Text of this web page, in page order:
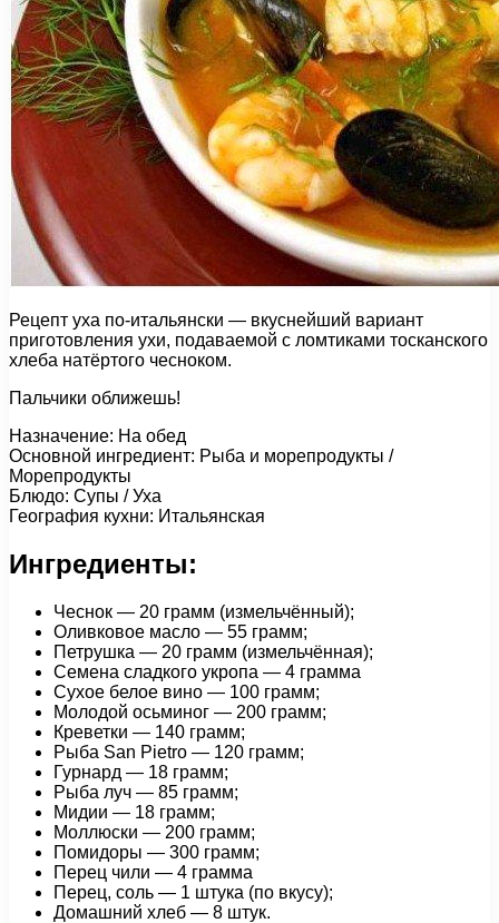
Рецепт уха по-итальянски — вкуснейший вариант
приготовления ухи, подаваемой с ломтиками тосканского
хлеба натёртого чесноком.
Пальчики оближешь!
Назначение: На обед
Основной ингредиент: Рыба и морепродукты /
Морепродукты
Блюдо: Супы / Уха
География кухни: Итальянская
Ингредиенты:
Чеснок — 20 грамм (измельчённый);
Оливковое масло — 55 грамм;
Петрушка — 20 грамм (измельчённая);
Семена сладкого укропа — 4 грамма
Сухое белое вино — 100 грамм;
Молодой осьминог — 200 грамм;
Креветки — 140 грамм;
Рыба San Pietro — 120 грамм;
Гурнард — 18 грамм;
Рыба луч — 85 грамм;
Мидии — 18 грамм;
Моллюски — 200 грамм;
Помидоры — 300 грамм;
Перец чили — 4 грамма
Перец, соль — 1 штука (по вкусу);
Домашний хлеб — 8 штук.